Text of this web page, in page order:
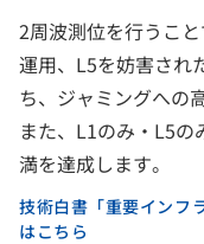
2周波測位を行うこ
運用、L5を妨害され
ち、ジャミングへの
また、L1のみ・L5
満を達成します。
技術白書「重要インフ
はこちら